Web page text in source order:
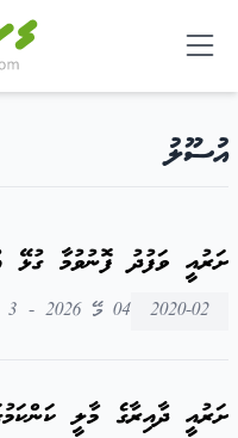
އުސޫލު
ށަރުއީ ވަފުދު ފޮނުވުމާ
2020-02 04 މޭ 2026 - 3 މަސް ކުރިން
ށަރުއީ ދާއިރާގެ މާލީ